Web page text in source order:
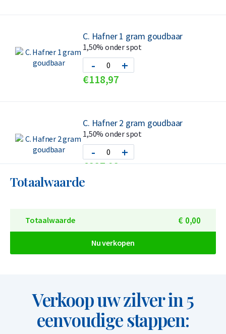
C. Hafner 1 gram goudbaar
1,50% onder spot
- +
€118,97
C. Hafner 2 gram goudbaar
1,50% onder spot
- +
€237,93
- +
€594,83
C. Hafner 10 gram goudbaar
1,50% onder spot
+
Totaalwaarde
Totaalwaarde € 0,00
Nu verkopen
Verkoop uw zilver in 5
eenvoudige stappen: